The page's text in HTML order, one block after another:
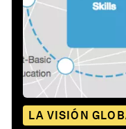
LA VISIÓN